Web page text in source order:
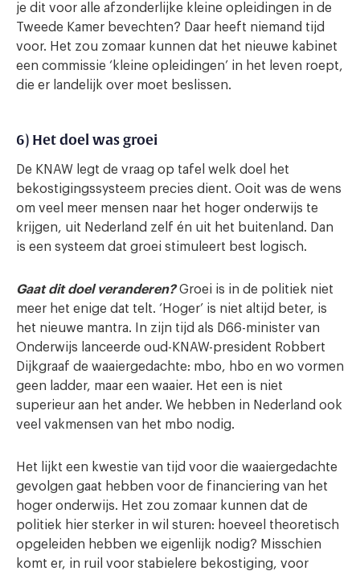
je dit voor alle afzonderlijke kleine opleidingen in de
Tweede Kamer bevechten? Daar heeft niemand tijd
voor. Het zou zomaar kunnen dat het nieuwe kabinet
een commissie ‘kleine opleidingen’ in het leven roept,
die er landelijk over moet beslissen.
6) Het doel was groei
De KNAW legt de vraag op tafel welk doel het
bekostigingssysteem precies dient. Ooit was de wens
om veel meer mensen naar het hoger onderwijs te
krijgen, uit Nederland zelf én uit het buitenland. Dan
is een systeem dat groei stimuleert best logisch.
Gaat dit doel veranderen?Groei is in de politiek niet
meer het enige dat telt. ‘Hoger’ is niet altijd beter, is
het nieuwe mantra. In zijn tijd als D66-minister van
Onderwijs lanceerde oud-KNAW-president Robbert
Dijkgraaf de waaiergedachte: mbo, hbo en wo vormen
geen ladder, maar een waaier. Het een is niet
superieur aan het ander. We hebben in Nederland ook
veel vakmensen van het mbo nodig.
Het lijkt een kwestie van tijd voor die waaiergedachte
gevolgen gaat hebben voor de financiering van het
hoger onderwijs. Het zou zomaar kunnen dat de
politiek hier sterker in wil sturen: hoeveel theoretisch
opgeleiden hebben we eigenlijk nodig? Misschien
komt er, in ruil voor stabielere bekostiging, voor